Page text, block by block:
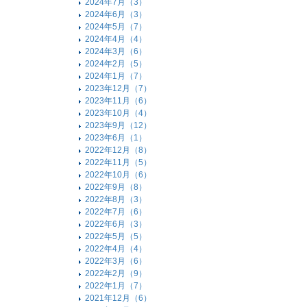
2024年7月（3）
2024年6月（3）
2024年5月（7）
2024年4月（4）
2024年3月（6）
2024年2月（5）
2024年1月（7）
2023年12月（7）
2023年11月（6）
2023年10月（4）
2023年9月（12）
2023年6月（1）
2022年12月（8）
2022年11月（5）
2022年10月（6）
2022年9月（8）
2022年8月（3）
2022年7月（6）
2022年6月（3）
2022年5月（5）
2022年4月（4）
2022年3月（6）
2022年2月（9）
2022年1月（7）
2021年12月（6）